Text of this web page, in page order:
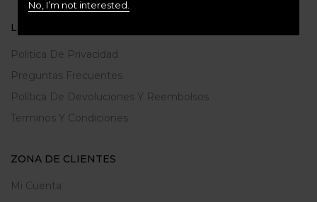
No, I’m not interested.
LEGALES
Politica De Privacidad
Preguntas Frecuentes
Política De Devoluciones Y Reembolsos
Terminos Y Condiciones
ZONA DE CLIENTES
Mi Cuenta